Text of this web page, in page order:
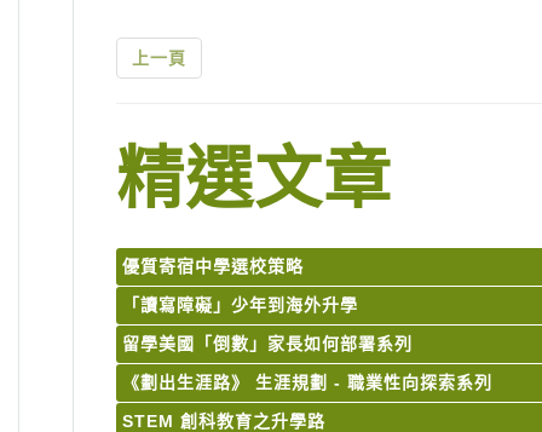
上一頁
精選文章
優質寄宿中學選校策略
「讀寫障礙」少年到海外升學
留學美國「倒數」家長如何部署系列
《劃出生涯路》 生涯規劃 - 職業性向探索系列
STEM 創科教育之升學路